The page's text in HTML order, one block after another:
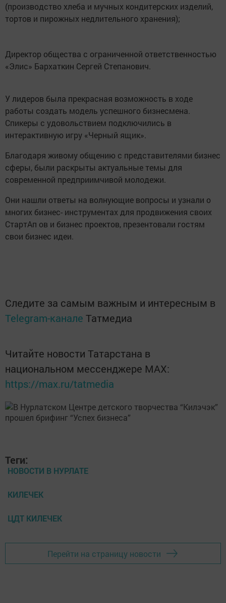
(производство хлеба и мучных кондитерских изделий,
тортов и пирожных недлительного хранения);
Директор общества с ограниченной ответственностью
«Элис» Бархаткин Сергей Степанович.
У лидеров была прекрасная возможность в ходе
работы создать модель успешного бизнесмена.
Спикеры с удовольствием подключились в
интерактивную игру «Черный ящик».
Благодаря живому общению с представителями бизнес
сферы, были раскрыты актуальные темы для
современной предприимчивой молодежи.
Они нашли ответы на волнующие вопросы и узнали о
многих бизнес- инструментах для продвижения своих
СтартАп ов и бизнес проектов, презентовали гостям
свои бизнес идеи.
Следите за самым важным и интересным в
Telegram-канале Татмедиа
Читайте новости Татарстана в
национальном мессенджере MАХ:
https://max.ru/tatmedia
Теги:
НОВОСТИ В НУРЛАТЕ
КИЛЕЧЕК
ЦДТ КИЛЕЧЕК
Перейти на страницу новости